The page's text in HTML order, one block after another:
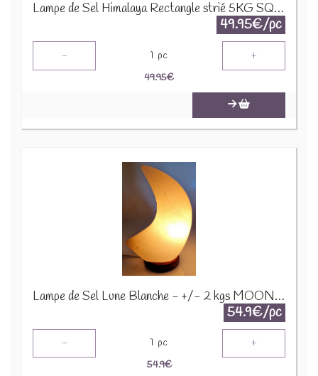
Lampe de Sel Himalaya Rectangle strié 5KG SQUARE101
49.95€/pc
- 1 pc +
49.95€
Lampe de Sel Lune Blanche - +/- 2 kgs MOON102
54.9€/pc
- 1 pc +
54.9€